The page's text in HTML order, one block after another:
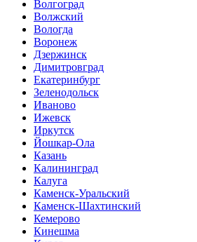
Волгоград
Волжский
Вологда
Воронеж
Дзержинск
Димитровград
Екатеринбург
Зеленодольск
Иваново
Ижевск
Иркутск
Йошкар-Ола
Казань
Калининград
Калуга
Каменск-Уральский
Каменск-Шахтинский
Кемерово
Кинешма